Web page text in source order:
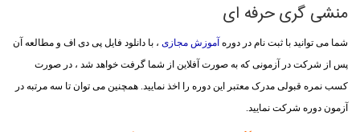
منشی گری حرفه ای
شما می توانید با ثبت نام در دوره آموزش مجازی ، با دانلود فایل پی دی اف و مطالعه آن
پس از شرکت در آزمونی که به صورت آفلاین از شما گرفت خواهد شد ، در صورت
کسب نمره قبولی مدرک معتبر این دوره را اخذ نمایید. همچنین می توان تا سه مرتبه در
آزمون دوره شرکت نمایید.